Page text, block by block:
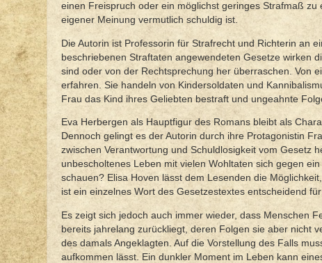
einen Freispruch oder ein möglichst geringes Strafmaß
eigener Meinung vermutlich schuldig ist.
Die Autorin ist Professorin für Strafrecht und Richterin an
beschriebenen Straftaten angewendeten Gesetze wirken
sind oder von der Rechtsprechung her überraschen. Von
erfahren. Sie handeln von Kindersoldaten und
Frau das Kind ihres Geliebten bestraft und ungeahnte
Eva Herbergen als Hauptfigur des Romans bleibt als
Dennoch gelingt es der Autorin durch ihre Protagonistin
zwischen Verantwortung und Schuldlosigkeit vom Gesetz
unbescholtenes Leben mit vielen Wohltaten sich gegen
schauen? Elisa Hoven lässt dem Lesenden die
ist ein einzelnes Wort des Gesetzestextes entscheidend
Es zeigt sich jedoch auch immer wieder, dass Menschen
bereits jahrelang zurückliegt, deren Folgen sie aber nicht
des damals Angeklagten. Auf die Vorstellung des Falls
aufkommen lässt. Ein dunkler Moment im Leben kann